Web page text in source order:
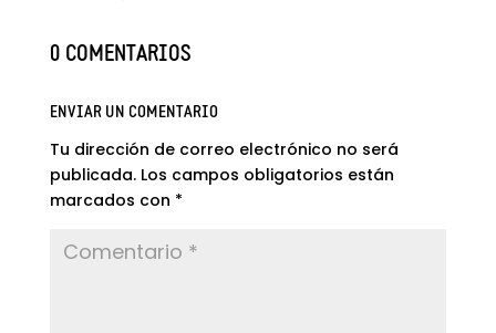
0 COMENTARIOS
ENVIAR UN COMENTARIO
Tu dirección de correo electrónico no será
publicada. Los campos obligatorios están
marcados con *